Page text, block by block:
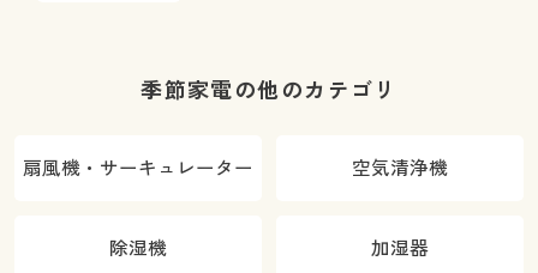
季節家電の他のカテゴリ
扇風機・サーキュレーター 空気清浄機
除湿機 加湿器